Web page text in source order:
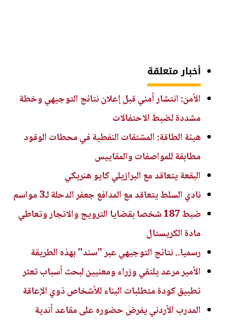
أخبار متعلقة
الأمن: انتشار أمني قبل إعلان نتائج التوجيهي وخطة
مشددة لضبط الاحتفالات
هيئة الطاقة: المشتقات النفطية في محطات الوقود
مطابقة للمواصفات والمقاييس
البقعة يتعاقد مع البرازيلي كايو هنريكي
نادي السلط يتعاقد مع المدافع جعفر الدحلة لـ3 مواسم
ضبط 187 شخصا بقضايا الترويج والاتجار وتعاطي
مادة الكريستال
رسميا.. نتائج التوجيهي عبر "سند" بهذه الطريقة
الأمير مرعد يلتقي وزراء ومعنيين لبحث أسباب تعثر
تطبيق كودة متطلبات البناء للأشخاص ذوي الإعاقة
المدرب الأردني يفرض حضوره على مقاعد أندية